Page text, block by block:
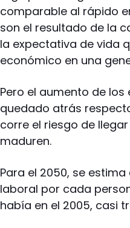
comparable al rápido
son el resultado de la
la expectativa de vida
económico en una
Pero el aumento de
quedado atrás
corre el riesgo de
maduren.
Para el 2050, se
laboral por cada
había en el 2005, casi